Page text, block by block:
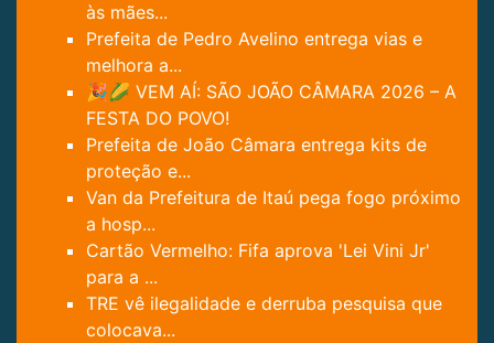
às mães...
Prefeita de Pedro Avelino entrega vias e
melhora a...
🎉🌽 VEM AÍ: SÃO JOÃO CÂMARA 2026 – A
FESTA DO POVO!
Prefeita de João Câmara entrega kits de
proteção e...
Van da Prefeitura de Itaú pega fogo próximo
a hosp...
Cartão Vermelho: Fifa aprova 'Lei Vini Jr'
para a ...
TRE vê ilegalidade e derruba pesquisa que
colocava...